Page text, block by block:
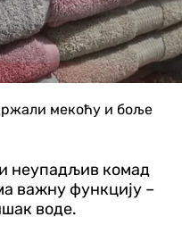
мекоћу и боље
неупадљив комад
важну функцију –
воде.